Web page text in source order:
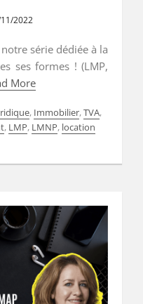
2022
série dédiée à la
ses formes ! (LMP,
More
, Immobilier,TVA,
, LMP, LMNP, location